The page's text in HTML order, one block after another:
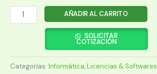
MICROSOFT
OEM
11
HOME
AÑADIR AL CARRITO
SOLICITAR
COTIZACIÓN
Categorías: Informática,Licencias & Softwares